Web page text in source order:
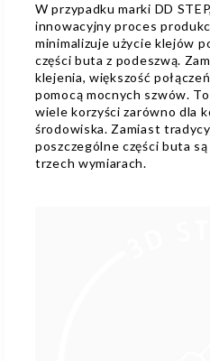
W przypadku marki DD
innowacyjny proces
minimalizuje użycie klejów
części buta z podeszwą.
klejenia, większość
pomocą mocnych szwów.
wiele korzyści zarówno dla
środowiska. Zamiast
poszczególne części buta
trzech wymiarach.